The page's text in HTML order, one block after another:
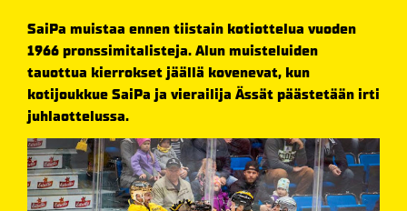
SaiPa muistaa ennen tiistain kotiottelua vuoden
1966 pronssimitalisteja. Alun muisteluiden
tauottua kierrokset jäällä kovenevat, kun
kotijoukkue SaiPa ja vierailija Ässät päästetään irti
juhlaottelussa.